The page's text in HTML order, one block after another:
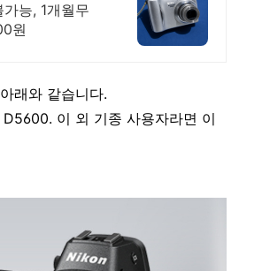
능, 1개월무
원
래와 같습니다.
이 외 기종 사용자라면 이